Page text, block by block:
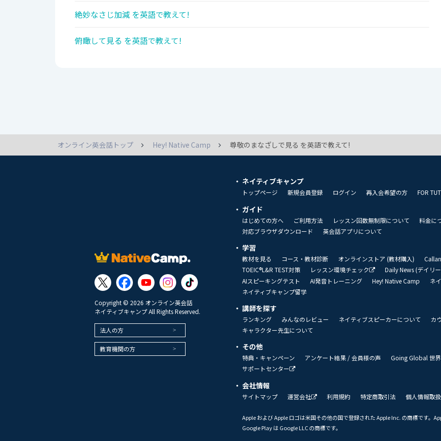
絶妙なさじ加減 を英語で教えて!
俯瞰して見る を英語で教えて!
オンライン英会話トップ Hey! Native Camp 尊敬のまなざしで見る を英語で教えて!
Copyright © 2026 オンライン英会話
ネイティブキャンプ All Rights Reserved.
法人の方
教育機関の方
ネイティブキャンプ
トップページ 新規会員登録 ログイン 再入会希望の方 FOR
ガイド
はじめての方へ ご利用方法 レッスン回数無制限について 料金に
対応ブラウザダウンロード
英会話アプリについて
学習
教材を見る コース・教材診断 オンラインストア (教材購入)
TOEIC®L&R TEST対策
レッスン環境チェック Daily News (デイリ
AIスピーキングテスト
AI発音トレーニング Hey! Native Camp ネ
ネイティブキャンプ留学
講師を探す
ランキング みんなのレビュー ネイティブスピーカーについて
カ
キャラクター先生について
その他
特典・キャンペーン アンケート結果 / 会員様の声 Going Global 世
サポートセンター
会社情報
サイトマップ 運営会社 利用規約 特定商取引法 個人情報取
Apple および Apple ロゴは米国その他の国で登録された Apple Inc. の商標です。
Google Play は Google LLC の商標です。